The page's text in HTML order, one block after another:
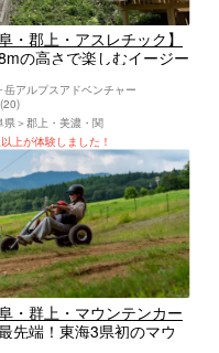
阜・郡上・アスレチック】
の高さで楽しむイージー
岳アルプスアドベンチャー
県
郡上・美濃・関
上が体験しました！
阜・群上・マウンテンカー
先端！東海3県初のマウ